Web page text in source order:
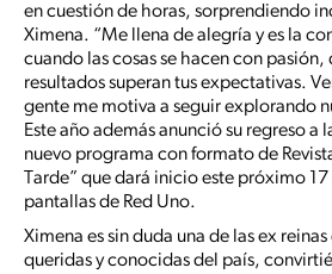
en cuestión de horas, sorprendiendo
Ximena. “Me llena de alegría y es la
cuando las cosas se hacen con
resultados superan tus expectativas.
gente me motiva a seguir explorando
Este año además anunció su regreso a
nuevo programa con formato de
Tarde” que dará inicio este próximo
pantallas de Red Uno.
Ximena es sin duda una de las ex
queridas y conocidas del país,